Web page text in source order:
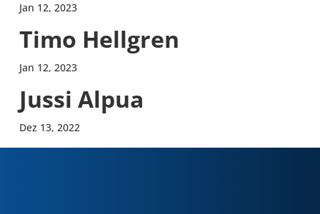
Jan 12, 2023
Timo Hell­gren
Jan 12, 2023
Jussi Alpua
Dez 13, 2022